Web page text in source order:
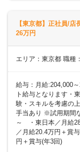
【東京都】正社員/
26万円
エリア：東京都 職種
給与：月給:204,000
ト給与となります・
験・スキルを考慮の
手当あり ※試用期間
～ ・東日本／月給
／月給20.4万円＋賞
円＋賞与(年3回)